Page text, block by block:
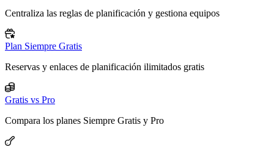
Centraliza las reglas de planificación y gestiona equipos
Plan Siempre Gratis
Reservas y enlaces de planificación ilimitados gratis
Gratis vs Pro
Compara los planes Siempre Gratis y Pro